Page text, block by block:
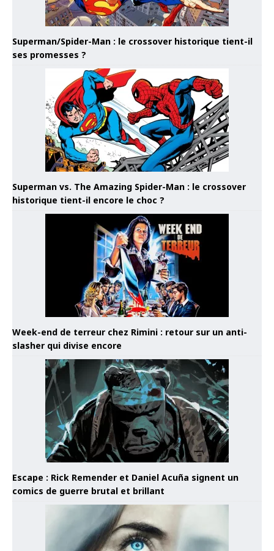
Superman/Spider-Man : le crossover historique tient-il
ses promesses ?
Superman vs. The Amazing Spider-Man : le crossover
historique tient-il encore le choc ?
Week-end de terreur chez Rimini : retour sur un anti-
slasher qui divise encore
Escape : Rick Remender et Daniel Acuña signent un
comics de guerre brutal et brillant